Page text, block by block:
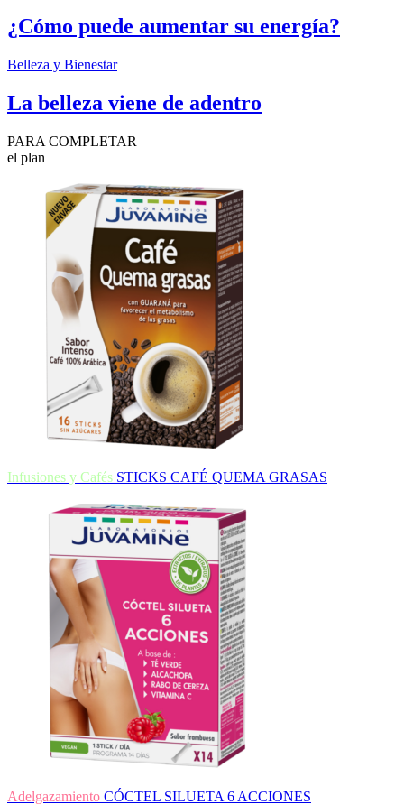
¿Cómo puede aumentar su energía?
Belleza y Bienestar
La belleza viene de adentro
PARA COMPLETAR
el plan
Infusiones y Cafés STICKS CAFÉ QUEMA GRASAS
Adelgazamiento CÓCTEL SILUETA 6 ACCIONES